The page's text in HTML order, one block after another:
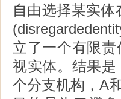
自由选择某实
立了一个有限
视实体。结果
个分支机构，A